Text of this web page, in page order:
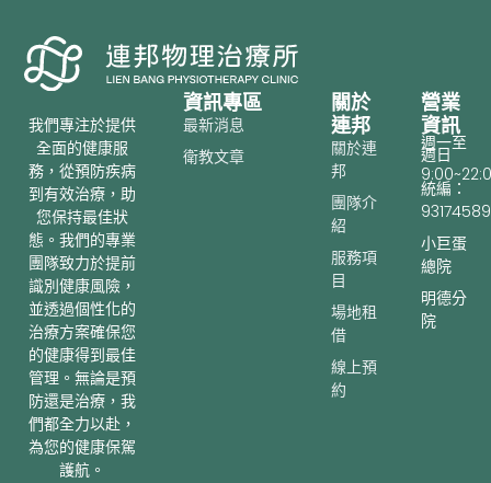
我們專注於提供
全面的健康服
務，從預防疾病
到有效治療，助
您保持最佳狀
態。我們的專業
團隊致力於提前
識別健康風險，
並透過個性化的
治療方案確保您
的健康得到最佳
管理。無論是預
防還是治療，我
們都全力以赴，
為您的健康保駕
護航。
營業
資訊
週一至
週日
統編：
93174589
小巨蛋
總院
明德分
院
關於
連邦
關於連
邦
團隊介
紹
服務項
目
場地租
借
線上預
約
資訊專區
最新消息
衛教文章